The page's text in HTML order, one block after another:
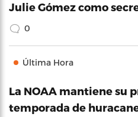
Julie Gómez como
0
Última Hora
La NOAA mantiene su
temporada de